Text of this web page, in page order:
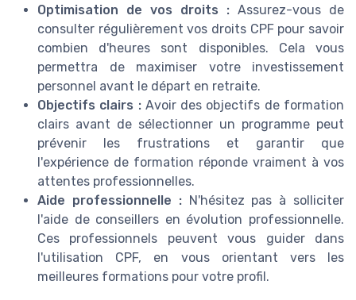
Optimisation de vos droits : Assurez-vous de
consulter régulièrement vos droits CPF pour savoir
combien d'heures sont disponibles. Cela vous
permettra de maximiser votre investissement
personnel avant le départ en retraite.
Objectifs clairs :Avoir des objectifs de formation
clairs avant de sélectionner un programme peut
prévenir les frustrations et garantir que
l'expérience de formation réponde vraiment à vos
attentes professionnelles.
Aide professionnelle :N'hésitez pas à solliciter
l'aide de conseillers en évolution professionnelle.
Ces professionnels peuvent vous guider dans
l'utilisation CPF, en vous orientant vers les
meilleures formations pour votre profil.